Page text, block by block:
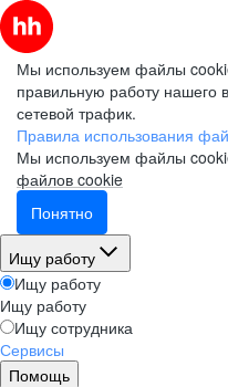
Мы используем файлы
правильную работу нашего
сетевой трафик.
Правила использования
Мы используем файлы
файлов cookie
Понятно
Ищу работу
Ищу работу
Ищу работу
Ищу сотрудника
Сервисы
Помощь